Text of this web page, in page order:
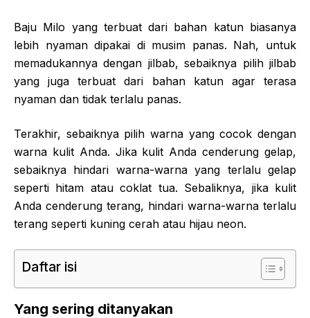
Baju Milo yang terbuat dari bahan katun biasanya
lebih nyaman dipakai di musim panas. Nah, untuk
memadukannya dengan jilbab, sebaiknya pilih jilbab
yang juga terbuat dari bahan katun agar terasa
nyaman dan tidak terlalu panas.
Terakhir, sebaiknya pilih warna yang cocok dengan
warna kulit Anda. Jika kulit Anda cenderung gelap,
sebaiknya hindari warna-warna yang terlalu gelap
seperti hitam atau coklat tua. Sebaliknya, jika kulit
Anda cenderung terang, hindari warna-warna terlalu
terang seperti kuning cerah atau hijau neon.
Daftar isi
Yang sering ditanyakan